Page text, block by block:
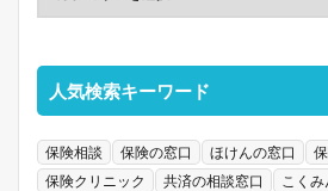
人気検索キーワード
保険相談 保険の窓口 ほけんの窓口
保険クリニック
共済の相談窓口
こく